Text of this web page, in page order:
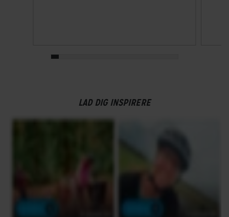
LAD DIG INSPIRERE